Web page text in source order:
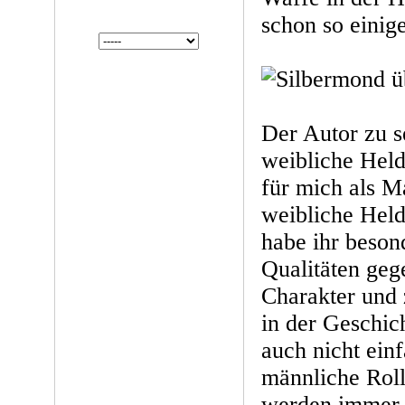
schon so
Der Autor zu
weibliche
für mich als
weibliche
habe ihr
Qualitäten
Charakter
in der
auch nicht
männliche